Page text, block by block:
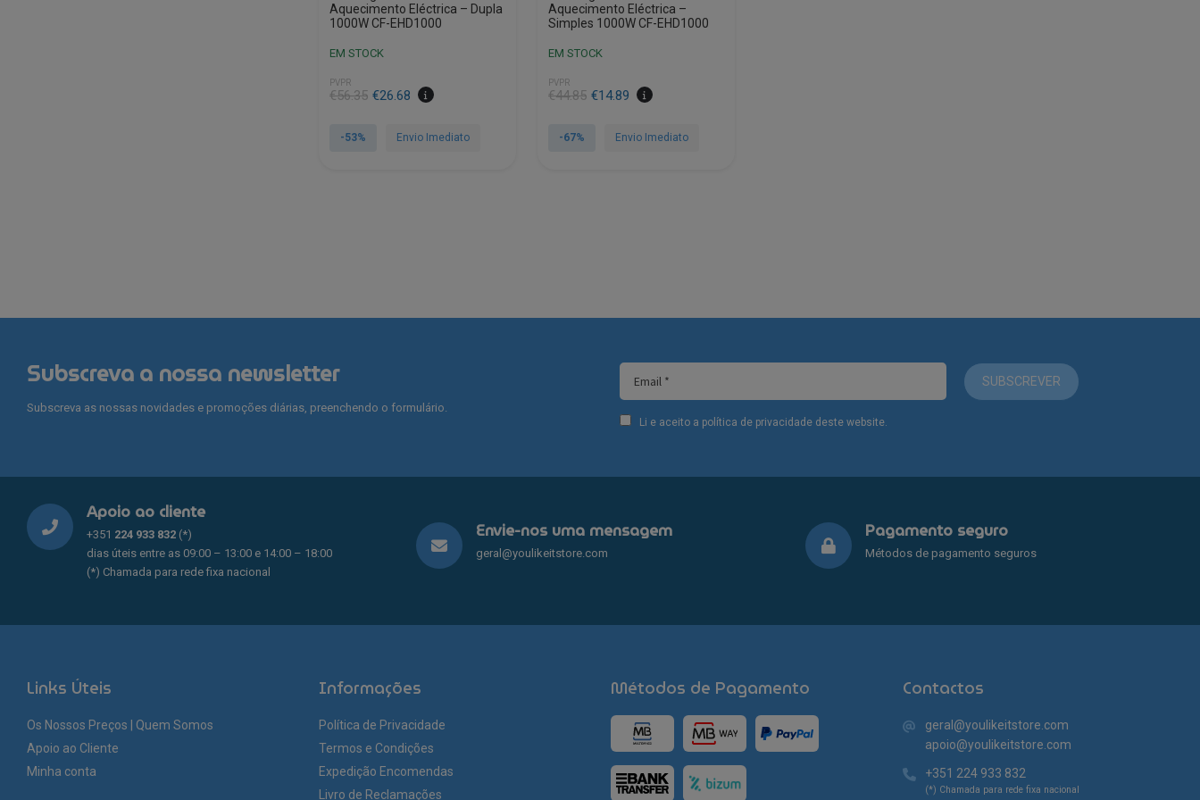
Aquecimento Eléctrica – Dupla
1000W CF-EHD1000
EM STOCK
PVPR
€56.35
O
original
€26.68
O
atual
-53% Envio Imediato
Aquecimento Eléctrica –
Simples 1000W CF-EHD1000
EM STOCK
PVPR
€44.85
O
original
€14.89
O
atual
-67% Envio Imediato
Subscreva a nossa newsletter
Subscreva as nossas novidades e promoções diárias, preenchendo o formulário.
SUBSCREVER
Li e aceito a política de privacidade deste website.
Apoio ao cliente
+351 224 933 832 (*)
dias úteis entre as 09:00 – 13:00 e 14:00 – 18:00
(*) Chamada para rede fixa nacional
Envie-nos uma mensagem
geral@youlikeitstore.com
Pagamento seguro
Métodos de pagamento seguros
Links Úteis
Os Nossos Preços | Quem Somos
Apoio ao Cliente
Minha conta
Informações
Política de Privacidade
Termos e Condições
Expedição Encomendas
Livro de Reclamações
Métodos de Pagamento Contactos
geral@youlikeitstore.com
apoio@youlikeitstore.com
+351 224 933 832
(*) Chamada para rede fixa nacional